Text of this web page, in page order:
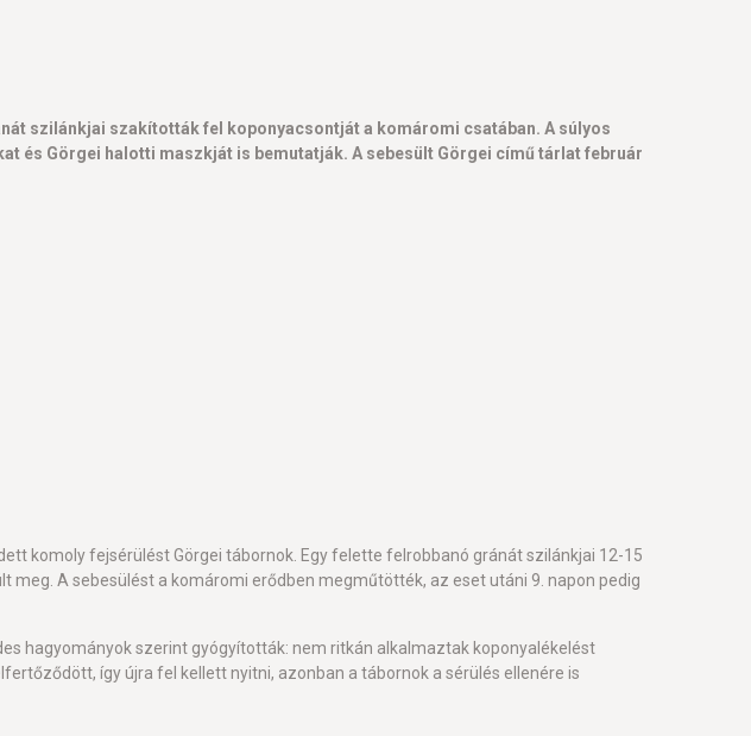
szilánkjai szakították fel koponyacsontját a komáromi csatában. A súlyos
és Görgei halotti maszkját is bemutatják. A sebesült Görgei című tárlat február
komoly fejsérülést Görgei tábornok. Egy felette felrobbanó gránát szilánkjai 12-15
A sebesülést a komáromi erődben megműtötték, az eset utáni 9. napon pedig
hagyományok szerint gyógyították: nem ritkán alkalmaztak koponyalékelést
így újra fel kellett nyitni, azonban a tábornok a sérülés ellenére is